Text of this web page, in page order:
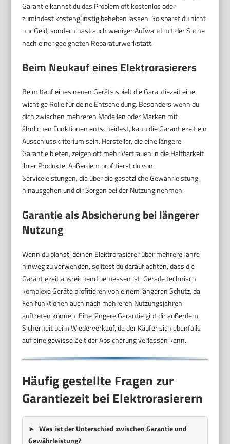
Garantie kannst du das Problem oft kostenlos oder
zumindest kostengünstig beheben lassen. So sparst du nicht
nur Geld, sondern hast auch weniger Aufwand mit der Suche
nach einer geeigneten Reparaturwerkstatt.
Beim Neukauf eines Elektrorasierers
Beim Kauf eines neuen Geräts spielt die Garantiezeit eine
wichtige Rolle für deine Entscheidung. Besonders wenn du
dich zwischen mehreren Modellen oder Marken mit
ähnlichen Funktionen entscheidest, kann die Garantiezeit ein
Ausschlusskriterium sein. Hersteller, die eine längere
Garantie bieten, zeigen oft mehr Vertrauen in die Haltbarkeit
ihrer Produkte. Außerdem profitierst du von
Serviceleistungen, die über die gesetzliche Gewährleistung
hinausgehen und dir Sorgen bei der Nutzung nehmen.
Garantie als Absicherung bei längerer
Nutzung
Wenn du planst, deinen Elektrorasierer über mehrere Jahre
hinweg zu verwenden, solltest du darauf achten, dass die
Garantiezeit ausreichend bemessen ist. Gerade technisch
komplexe Geräte profitieren von einem längeren Schutz, da
Fehlfunktionen auch nach mehreren Nutzungsjahren
auftreten können. Eine längere Garantie gibt dir außerdem
Sicherheit beim Wiederverkauf, da der Käufer sich ebenfalls
auf eine gewisse Zeit der Absicherung verlassen kann.
Häufig gestellte Fragen zur
Garantiezeit bei Elektrorasierern
Was ist der Unterschied zwischen Garantie und
Gewährleistung?